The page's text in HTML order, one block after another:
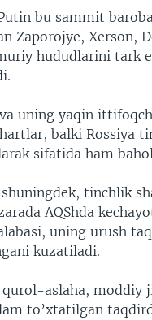
bu sammit
Zaporojye, Xerson,
hududlarini tark
uning yaqin
balki Rossiya
sifatida ham
tinchlik
AQShda
uning urush
kuzatiladi.
aslaha, moddiy
to’xtatilgan